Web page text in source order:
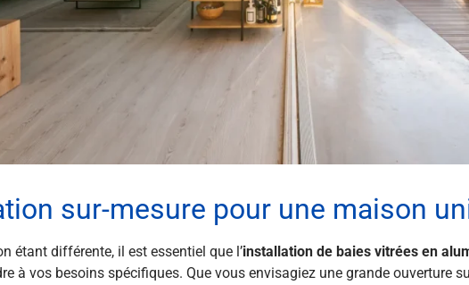
sur-mesure pour une maison
étant différente, il est essentiel que l’installation de baies vitrées en
à vos besoins spécifiques. Que vous envisagiez une grande ouverture